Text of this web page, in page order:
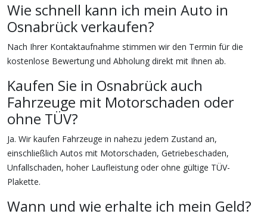
Wie schnell kann ich mein Auto in
Osnabrück verkaufen?
Nach Ihrer Kontaktaufnahme stimmen wir den Termin für die
kostenlose Bewertung und Abholung direkt mit Ihnen ab.
Kaufen Sie in Osnabrück auch
Fahrzeuge mit Motorschaden oder
ohne TÜV?
Ja. Wir kaufen Fahrzeuge in nahezu jedem Zustand an,
einschließlich Autos mit Motorschaden, Getriebeschaden,
Unfallschaden, hoher Laufleistung oder ohne gültige TÜV-
Plakette.
Wann und wie erhalte ich mein Geld?